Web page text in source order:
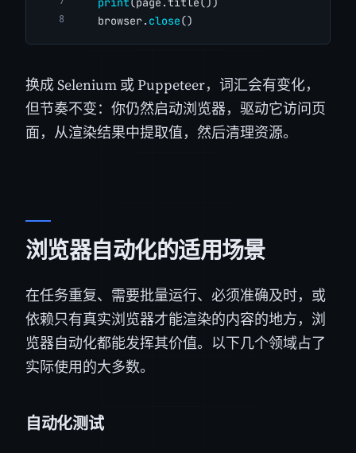
    browser.
close()
换成 Selenium 或 Puppeteer，词汇会有变化，
但节奏不变：你仍然启动浏览器，驱动它访问页
面，从渲染结果中提取值，然后清理资源。
浏览器自动化的适用场景
在任务重复、需要批量运行、必须准确及时，或
依赖只有真实浏览器才能渲染的内容的地方，浏
览器自动化都能发挥其价值。以下几个领域占了
实际使用的大多数。
自动化测试